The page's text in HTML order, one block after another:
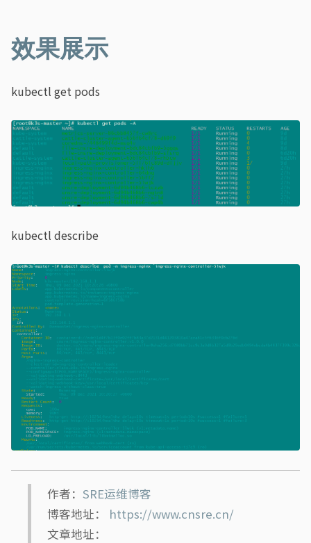
效果展示
kubectl get pods
kubectl describe
作者： SRE运维博客
博客地址： https://www.cnsre.cn/
文章地址：